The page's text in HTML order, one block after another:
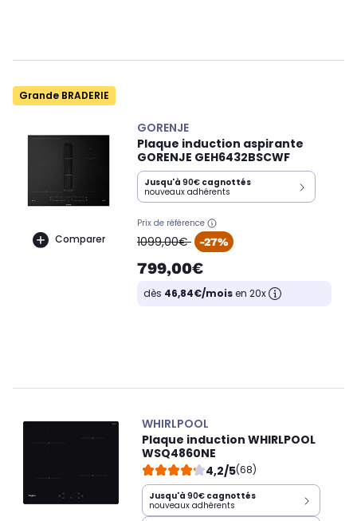
Grande BRADERIE
Comparer
GORENJE
Plaque induction aspirante
GORENJE GEH6432BSCWF
Jusqu'à 90€ cagnottés
nouveaux adhérents
Prix de référence
oldPrice
1099,00€ -27%
799,00€
dès 46,84€/moisen 20x
WHIRLPOOL
Plaque induction WHIRLPOOL
WSQ4860NE
4,2/5(68)
Jusqu'à 90€ cagnottés
nouveaux adhérents